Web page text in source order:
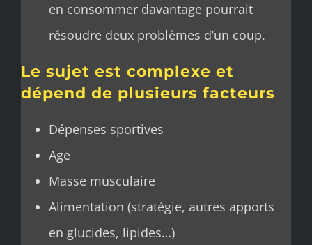
en consommer davantage pourrait
résoudre deux problèmes d’un coup.
Le sujet est complexe et
dépend de plusieurs facteurs
Dépenses sportives
Age
Masse musculaire
Alimentation (stratégie, autres apports
en glucides, lipides…)